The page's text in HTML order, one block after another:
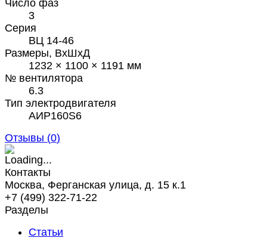
Число фаз
3
Серия
ВЦ 14-46
Размеры, ВхШхД
1232 × 1100 × 1191 мм
№ вентилятора
6.3
Тип электродвигателя
АИР160S6
Отзывы (0)
Контакты
Москва, Ферганская улица, д. 15 к.1
+7 (499) 322-71-22
Разделы
Статьи